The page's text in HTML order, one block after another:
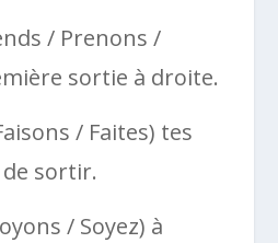
/ Prenons /
sortie à droite.
/ Faites) tes
sortir.
/ Soyez) à